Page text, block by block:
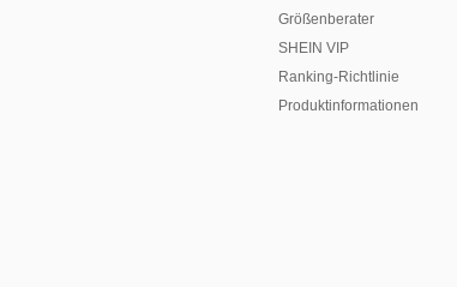
Größenberater
SHEIN VIP
Ranking-Richtlinie
​Produktinformationen